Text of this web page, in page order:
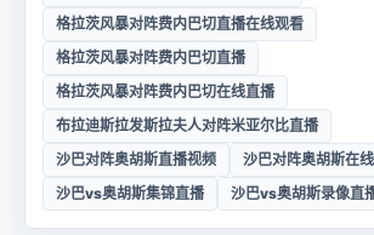
格拉茨风暴对阵费内巴切直播在线观看
格拉茨风暴对阵费内巴切直播
格拉茨风暴对阵费内巴切在线直播
布拉迪斯拉发斯拉夫人对阵米亚尔比直播
沙巴对阵奥胡斯直播视频
沙巴对阵奥胡斯在
沙巴vs奥胡斯集锦直播
沙巴vs奥胡斯录像直